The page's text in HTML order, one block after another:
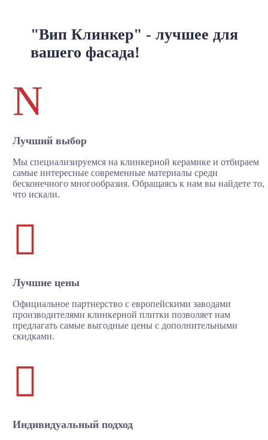
"Вип Клинкер" - лучшее для
вашего фасада!
N
Лучший выбор
Мы специализируемся на клинкерной керамике и отбираем
самые интересные современные материалы среди
бесконечного многообразия. Обращаясь к нам вы найдете то,
что искали.

Лучшие цены
Официальное партнерство с европейскими заводами
производителями клинкерной плитки позволяет нам
предлагать самые выгодные цены с дополнительными
скидками.

Индивидуальный подход